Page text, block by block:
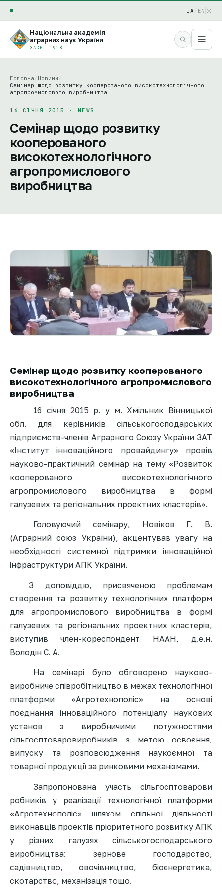
UA EN
Національна академія
аграрних наук України
ЗАСН. 1918
Головна Новини
Семінар щодо розвитку кооперованого високотехнологічного
агропромислового виробництва
16 СІЧНЯ 2015 · NEWS
Семінар щодо розвитку
кооперованого
високотехнологічного
агропромислового
виробництва
Семінар щодо розвитку кооперованого
високотехнологічного агропромислового
виробництва
16 січня 2015 р. у м. Хмільник Вінницької
обл.
для керівників сільськогосподарських
підприємств-членів Аграрного Союзу України ЗАТ
«Інститут інноваційного провайдингу» провів
науково-практичний семінар на тему «Розвиток
кооперованого високотехнологічного
агропромислового виробництва в формі
галузевих та регіональних проектних кластерів».
Головуючий семінару, Новіков Г. В.
(Аграрний союз України), акцентував увагу на
необхідності системної підтримки інноваційної
інфраструктури АПК України.
З доповіддю, присвяченою проблемам
створення та розвитку технологічних платформ
для агропромислового виробництва в формі
галузевих та регіональних проектних кластерів,
виступив член-кореспондент НААН, д.е.н.
Володін С. А.
На семінарі було обговорено науково-
виробниче співробітництво в межах технологічної
платформи «Агротехнополіс» на основі
поєднання інноваційного потенціалу наукових
установ з виробничими потужностями
сільгосптоваровиробників з метою освоєння,
випуску та розповсюдження наукоємної та
товарної продукції за ринковими механізмами.
Запропонована участь сільгосптоварови
робників у реалізації технологічної платформи
«Агротехнополіс» шляхом спільної діяльності
виконавців проектів пріоритетного розвитку АПК
у різних галузях сільськогосподарського
виробництва: зернове господарство,
садівництво, овочівництво, біоенергетика,
скотарство, механізація тощо.